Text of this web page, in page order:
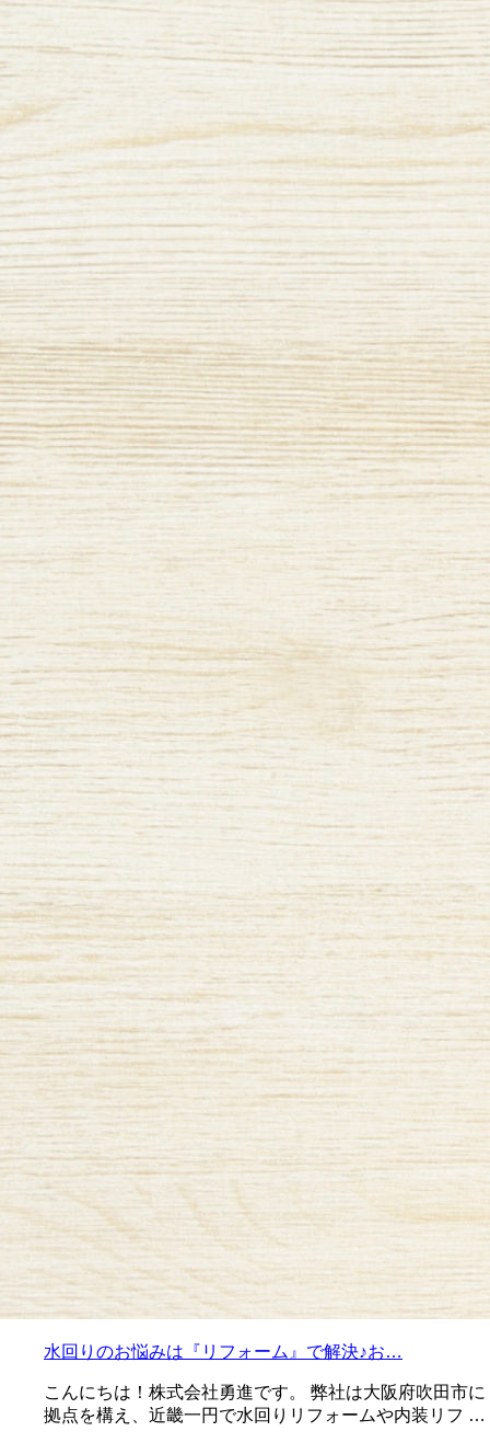
水回りのお悩みは『リフォーム』で解決♪お…
こんにちは！株式会社勇進です。 弊社は大阪府吹田市に
拠点を構え、近畿一円で水回りリフォームや内装リフ …